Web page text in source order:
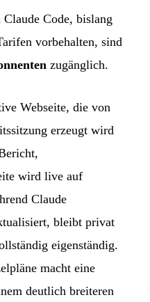
Code, bislang
vorbehalten, sind
zugänglich.
Webseite, die von
erzeugt wird
wird live auf
Claude
bleibt privat
eigenständig.
macht eine
deutlich breiteren